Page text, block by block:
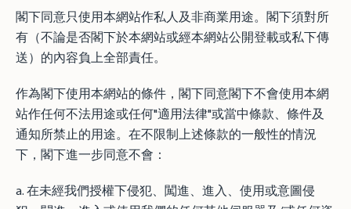
閣下同意只使用本網站作私人及非商業用途。閣下須對所
有（不論是否閣下於本網站或經本網站公開登載或私下傳
送）的內容負上全部責任。
作為閣下使用本網站的條件，閣下同意閣下不會使用本網
站作任何不法用途或任何"適用法律"或當中條款、條件及
通知所禁止的用途。在不限制上述條款的一般性的情況
下，閣下進一步同意不會：
a. 在未經我們授權下侵犯、闖進、進入、使用或意圖侵